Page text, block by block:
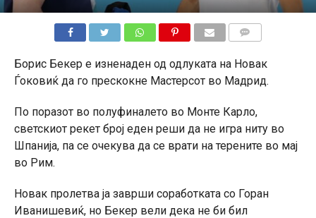
Борис Бекер е изненаден од одлуката на Новак
Ѓоковиќ да го прескокне Мастерсот во Мадрид.
По поразот во полуфиналето во Монте Карло,
светскиот рекет број еден реши да не игра ниту во
Шпанија, па се очекува да се врати на терените во мај
во Рим.
Новак пролетва ја заврши соработката со Горан
Иванишевиќ, но Бекер вели дека не би бил